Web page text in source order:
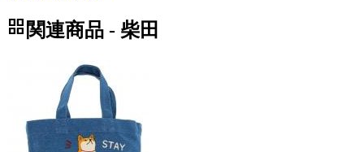
grid_view 関連商品 - 柴田